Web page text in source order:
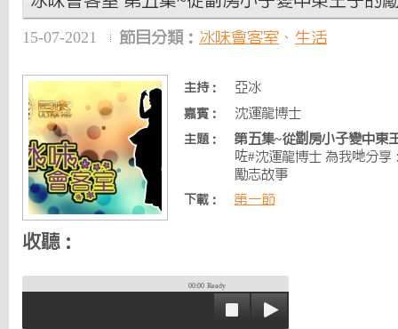
15-07-2021 節目分類： 冰味會客室 、 生活
主持： 亞冰
嘉賓： 沈運龍博士
主題：
第五集~從劏房小子變中東
咗#沈運龍博士 為我哋分
勵志故事
下載： 第一節
收聽：
00:00 Ready